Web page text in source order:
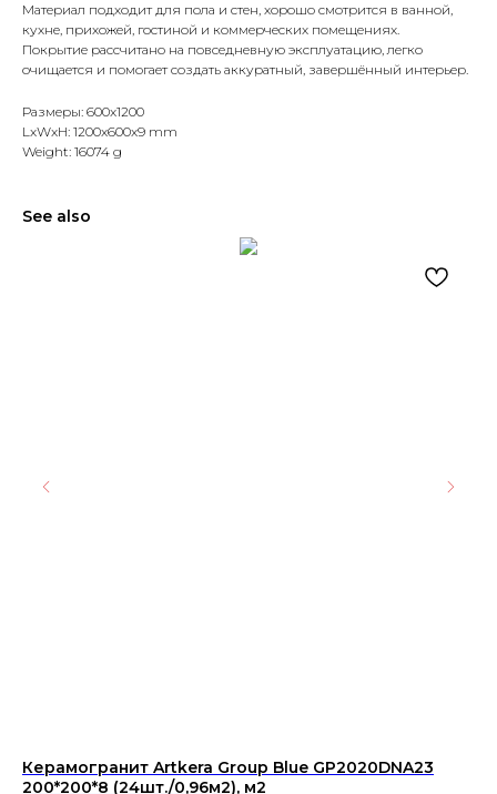
Материал подходит для пола и стен, хорошо смотрится в ванной,
кухне, прихожей, гостиной и коммерческих помещениях.
Покрытие рассчитано на повседневную эксплуатацию, легко
очищается и помогает создать аккуратный, завершённый интерьер.
Размеры: 600x1200
LxWxH: 1200x600x9 mm
Weight: 16074 g
See also
Керамогранит Artkera Group Blue GP2020DNA23
200*200*8 (24шт./0,96м2), м2